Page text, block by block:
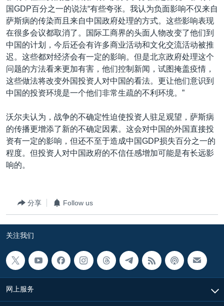
国GDP百分之一的说法“有些夸张。我认为负面影响不仅来自
萨斯病的传染而且来自中国政府处理的方式。这些影响表现
在很多会议都取消了。国际工商界的头面人物改变了他们到
中国的计划，今后还会有许多商业活动和文化交流活动被推
迟。这些都对经济会有一定的影响。但是北京政府处理这个
问题的方法看来更加有害，他们控制新闻，试图掩盖疫情，
这些做法将改变外国投资人对中国的看法。更让他们意识到
中国的投资环境是一个他们非常生疏的不利环境。”
沃尔夫认为，战争的不确定性迫使投资人驻足观望，萨斯病
的传播更增添了新的不确定因素。这会对中国的外国直接投
资有一定的影响，但还不至于造成中国GDP损失百分之一的
程度。但投资人对中国政府的不信任感增加可能是有长远影
响的。
分享 Follow us
关注我们
网上服务